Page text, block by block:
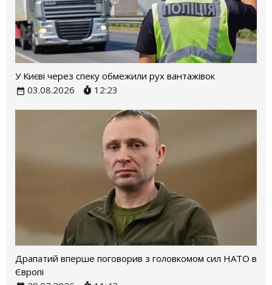
У Києві через спеку обмежили рух вантажівок
03.08.2026
12:23
Драпатий вперше поговорив з головкомом сил НАТО в
Європі